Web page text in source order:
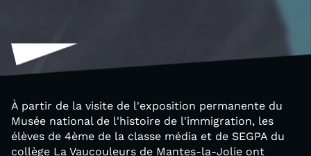
À partir de la visite de l'exposition permanente du
Musée national de l'histoire de l'immigration, les
élèves de 4ème de la classe média et de SEGPA du
collège La Vaucouleurs de Mantes-la-Jolie ont